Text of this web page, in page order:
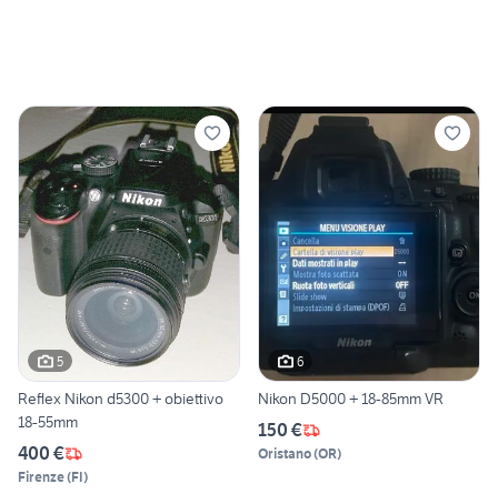
5
Reflex Nikon d5300 + obiettivo
18-55mm
400 €
Firenze(FI)
6
Nikon D5000 + 18-85mm VR
150 €
Oristano(OR)